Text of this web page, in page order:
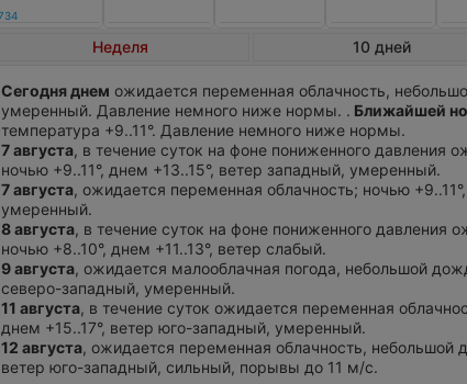
Неделя 10 дней
Сегодня днем ожидается переменная облачность,
умеренный. Давление немного ниже нормы. . Ближайшей
температура +9..11°. Давление немного ниже нормы.
7 августа, в течение суток на фоне пониженного давления
ночью +9..11°, днем +13..15°, ветер западный, умеренный.
7 августа, ожидается переменная облачность; ночью
умеренный.
8 августа, в течение суток на фоне пониженного давления
ночью +8..10°, днем +11..13°, ветер слабый.
9 августа, ожидается малооблачная погода, небольшой
северо-западный, умеренный.
11 августа, в течение суток ожидается переменная
днем +15..17°, ветер юго-западный, умеренный.
12 августа, ожидается переменная облачность, небольшой
ветер юго-западный, сильный, порывы до 11 м/с.